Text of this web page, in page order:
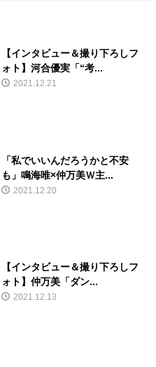
【インタビュー＆撮り下ろしフ
ォト】河合優実「“考...
2021.12.21
「私でいいんだろうかと不安
も」鳴海唯×仲万美Ｗ主...
2021.12.20
【インタビュー＆撮り下ろしフ
ォト】仲万美「ダン...
2021.12.13